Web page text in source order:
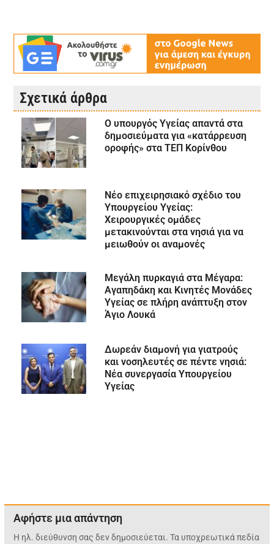
Σχετικά άρθρα
Ο υπουργός Υγείας απαντά στα
δημοσιεύματα για «κατάρρευση
οροφής» στα ΤΕΠ Κορίνθου
Νέο επιχειρησιακό σχέδιο του
Υπουργείου Υγείας:
Χειρουργικές ομάδες
μετακινούνται στα νησιά για να
μειωθούν οι αναμονές
Μεγάλη πυρκαγιά στα Μέγαρα:
Αγαπηδάκη και Κινητές Μονάδες
Υγείας σε πλήρη ανάπτυξη στον
Άγιο Λουκά
Δωρεάν διαμονή για γιατρούς
και νοσηλευτές σε πέντε νησιά:
Νέα συνεργασία Υπουργείου
Υγείας
Αφήστε μια απάντηση
Η ηλ. διεύθυνση σας δεν δημοσιεύεται. Τα υποχρεωτικά πεδία